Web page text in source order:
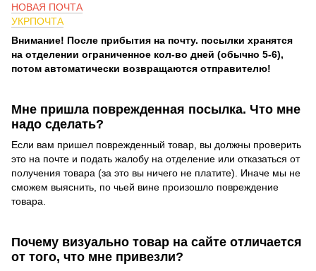
НОВАЯ ПОЧТА
УКРПОЧТА
Внимание! После прибытия на почту. посылки хранятся
на отделении ограниченное кол-во дней (обычно 5-6),
потом автоматически возвращаются отправителю!
Мне пришла поврежденная посылка. Что мне
надо сделать?
Если вам пришел поврежденный товар, вы должны проверить
это на почте и подать жалобу на отделение или отказаться от
получения товара (за это вы ничего не платите). Иначе мы не
сможем выяснить, по чьей вине произошло повреждение
товара.
Почему визуально товар на сайте отличается
от того, что мне привезли?